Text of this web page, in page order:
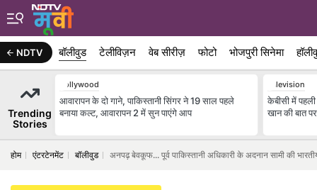
NDTV बॉलीवुड टेलीविज़न वेब सीरीज़ फोटो भोजपुरी सिनेमा
Trending
Stories
Bollywood
आवारापन के दो गाने, पाकिस्तानी सिंगर ने 19 साल पहले
बनाया कल्ट, आवारापन 2 में सुन पाएंगे आप
Television
केबीसी में
खान की बात
होम एंटरटेनमेंट बॉलीवुड अनपढ़ बेवकूफ... पूर्व पाकिस्तानी अधिकारी के अदनान सामी की